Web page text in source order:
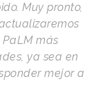
Muy pronto,
más
ya sea en
mejor a